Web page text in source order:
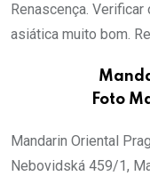
Renascença.
asiática muito bom.
Foto
Mandarin Oriental
Nebovidská 459/1,